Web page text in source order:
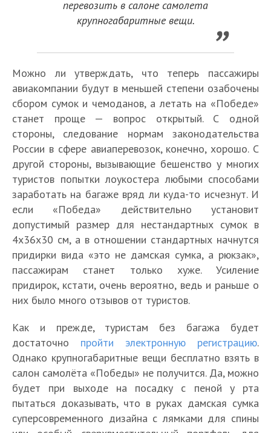
перевозить в салоне самолета
крупногабаритные вещи.
Можно ли утверждать, что теперь пассажиры
авиакомпании будут в меньшей степени озабочены
сбором сумок и чемоданов, а летать на «Победе»
станет проще — вопрос открытый. С одной
стороны, следование нормам законодательства
России в сфере авиаперевозок, конечно, хорошо. С
другой стороны, вызывающие бешенство у многих
туристов попытки лоукостера любыми способами
заработать на багаже вряд ли куда-то исчезнут. И
если «Победа» действительно установит
допустимый размер для нестандартных сумок в
4x36x30 см, а в отношении стандартных начнутся
придирки вида «это не дамская сумка, а рюкзак»,
пассажирам станет только хуже. Усиление
придирок, кстати, очень вероятно, ведь и раньше о
них было много отзывов от туристов.
Как и прежде, туристам без багажа будет
достаточно пройти электронную регистрацию.
Однако крупногабаритные вещи бесплатно взять в
салон самолёта «Победы» не получится. Да, можно
будет при выходе на посадку с пеной у рта
пытаться доказывать, что в руках дамская сумка
суперсовременного дизайна с лямками для спины